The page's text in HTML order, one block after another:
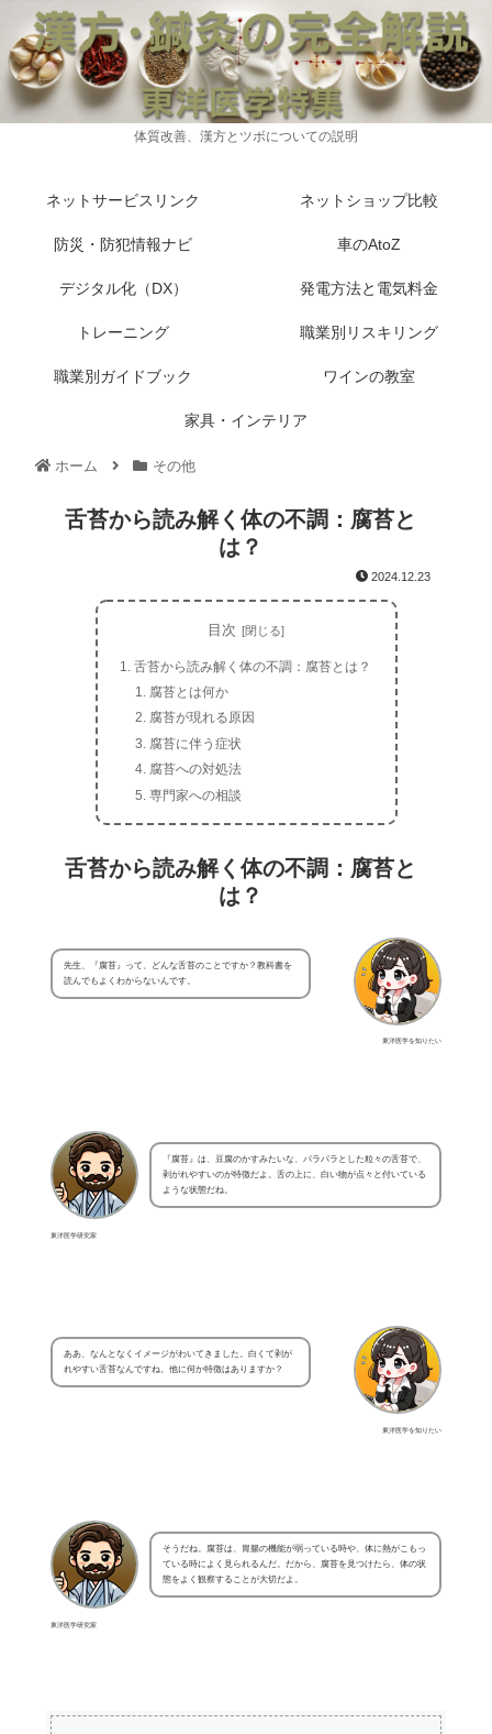
体質改善、漢方とツボについての説明
ネットサービスリンク ネットショップ比較
防災・防犯情報ナビ 車のAtoZ
デジタル化（DX） 発電方法と電気料金
トレーニング 職業別リスキリング
職業別ガイドブック ワインの教室
家具・インテリア
ホーム その他
舌苔から読み解く体の不調：腐苔と
は？
2024.12.23
目次
舌苔から読み解く体の不調：腐苔とは？
腐苔とは何か
腐苔が現れる原因
腐苔に伴う症状
腐苔への対処法
専門家への相談
舌苔から読み解く体の不調：腐苔と
は？
東洋医学を知りたい
先生、『腐苔』って、どんな舌苔のことですか？教科書を
読んでもよくわからないんです。
東洋医学研究家
『腐苔』は、豆腐のかすみたいな、パラパラとした粒々の舌苔で、
剥がれやすいのが特徴だよ。舌の上に、白い物が点々と付いている
ような状態だね。
東洋医学を知りたい
ああ、なんとなくイメージがわいてきました。白くて剥が
れやすい舌苔なんですね。他に何か特徴はありますか？
東洋医学研究家
そうだね。腐苔は、胃腸の機能が弱っている時や、体に熱がこもっ
ている時によく見られるんだ。だから、腐苔を見つけたら、体の状
態をよく観察することが大切だよ。